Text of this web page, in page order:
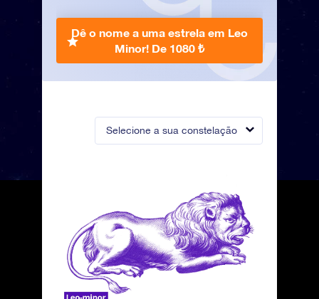
Selecione a sua constelação
Dê o nome a uma estrela em Leo
Minor! De 1080 ₺